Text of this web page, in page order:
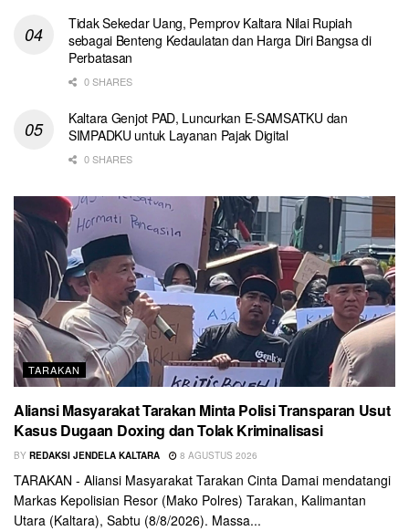
Tidak Sekedar Uang, Pemprov Kaltara Nilai Rupiah
sebagai Benteng Kedaulatan dan Harga Diri Bangsa di
Perbatasan
0 SHARES
Kaltara Genjot PAD, Luncurkan E-SAMSATKU dan
SIMPADKU untuk Layanan Pajak Digital
0 SHARES
TARAKAN
Aliansi Masyarakat Tarakan Minta Polisi Transparan Usut
Kasus Dugaan Doxing dan Tolak Kriminalisasi
BY REDAKSI JENDELA KALTARA 8 AGUSTUS 2026
TARAKAN - Aliansi Masyarakat Tarakan Cinta Damai mendatangi
Markas Kepolisian Resor (Mako Polres) Tarakan, Kalimantan
Utara (Kaltara), Sabtu (8/8/2026). Massa...